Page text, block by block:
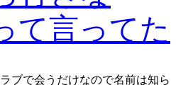
て言ってた
ブで会うだけなので名前は知ら